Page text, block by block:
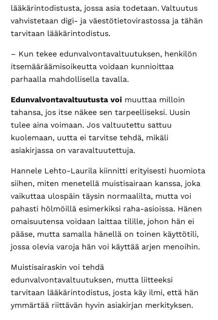
lääkärintodistusta, jossa asia todetaan. Valtuutus
vahvistetaan digi- ja väestötietovirastossa ja tähän
tarvitaan lääkärintodistus.
– Kun tekee edunvalvontavaltuutuksen, henkilön
itsemääräämisoikeutta voidaan kunnioittaa
parhaalla mahdollisella tavalla.
Edunvalvontavaltuutusta voi muuttaa milloin
tahansa, jos itse näkee sen tarpeelliseksi. Uusin
tulee aina voimaan. Jos valtuutettu sattuu
kuolemaan, uutta ei tarvitse tehdä, mikäli
asiakirjassa on varavaltuutettuja.
Hannele Lehto-Laurila kiinnitti erityisesti huomiota
siihen, miten menetellä muistisairaan kanssa, joka
vaikuttaa ulospäin täysin normaalilta, mutta voi
pahasti hölmöillä esimerkiksi raha-asioissa. Hänen
omaisuutensa voidaan laittaa tilille, johon hän ei
pääse, mutta samalla hänellä on toinen käyttötili,
jossa olevia varoja hän voi käyttää arjen menoihin.
Muistisairaskin voi tehdä
edunvalvontavaltuutuksen, mutta liitteeksi
tarvitaan lääkärintodistus, josta käy ilmi, että hän
ymmärtää riittävän hyvin asiakirjan merkityksen.